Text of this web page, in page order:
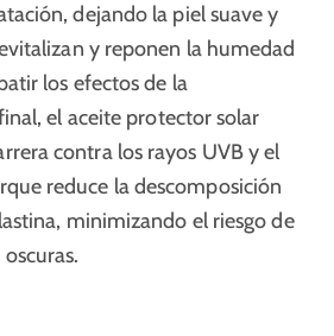
dejando la piel suave y
y reponen la humedad
los efectos de la
el aceite protector solar
contra los rayos UVB y el
reduce la descomposición
minimizando el riesgo de